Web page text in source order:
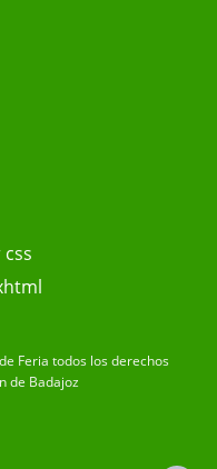
Feria todos los derechos
de Badajoz